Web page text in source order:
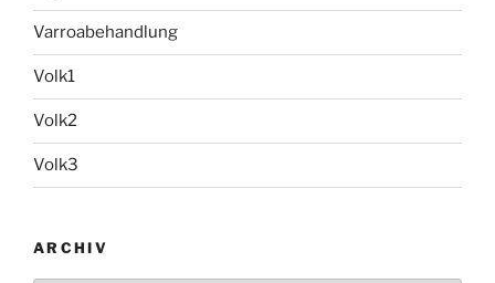
Varroabehandlung
Volk1
Volk2
Volk3
ARCHIV